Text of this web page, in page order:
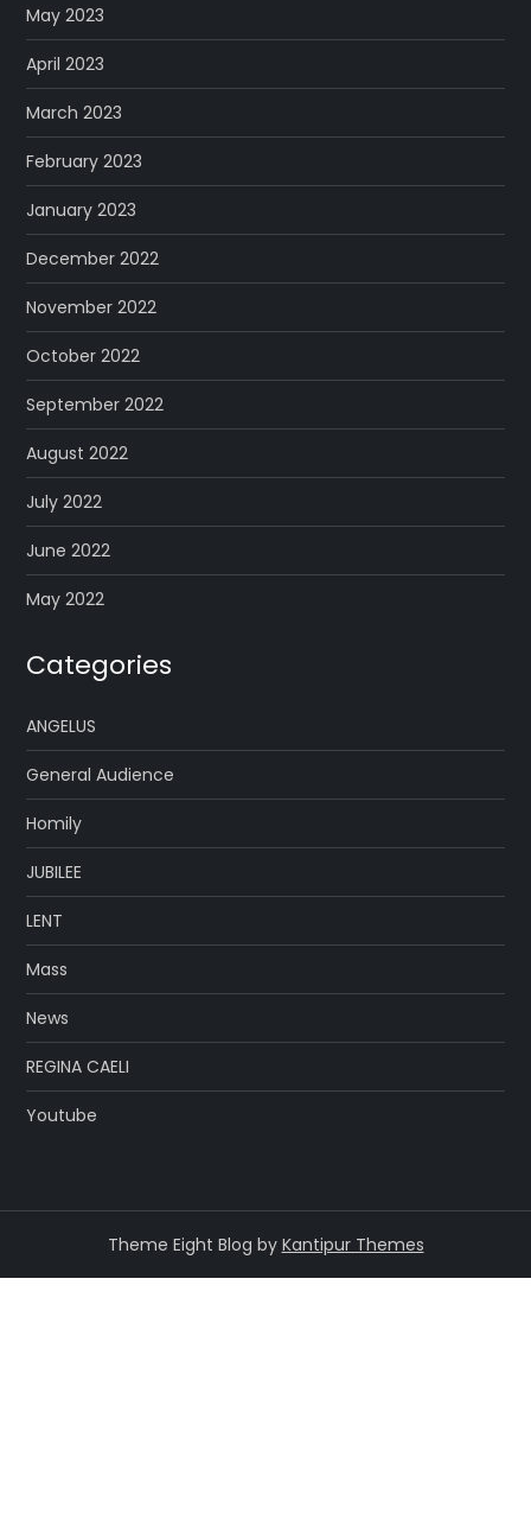
May 2023
April 2023
March 2023
February 2023
January 2023
December 2022
November 2022
October 2022
September 2022
August 2022
July 2022
June 2022
May 2022
Categories
ANGELUS
General Audience
Homily
JUBILEE
LENT
Mass
News
REGINA CAELI
Youtube
Theme Eight Blog by Kantipur Themes